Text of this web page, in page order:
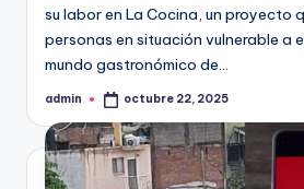
su labor en La Cocina, un proyecto
personas en situación vulnerable a
mundo gastronómico de…
Publicado
admin octubre 22, 2025